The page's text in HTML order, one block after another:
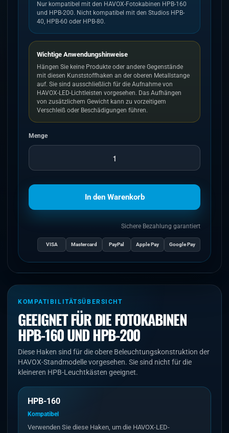
Nur kompatibel mit den HAVOX-Fotokabinen HPB-160
und HPB-200. Nicht kompatibel mit den Studios HPB-
40, HPB-60 oder HPB-80.
Wichtige Anwendungshinweise
Hängen Sie keine Produkte oder andere Gegenstände
mit diesen Kunststoffhaken an der oberen Metallstange
auf. Sie sind ausschließlich für die Aufnahme von
HAVOX-LED-Lichtleisten vorgesehen. Das Aufhängen
von zusätzlichem Gewicht kann zu vorzeitigem
Verschleiß oder Beschädigungen führen.
Menge
In den Warenkorb
Sichere Bezahlung garantiert
VISA Mastercard PayPal Apple Pay Google Pay
KOMPATIBILITÄTSÜBERSICHT
GEEIGNET FÜR DIE FOTOKABINEN
HPB-160 UND HPB-200
Diese Haken sind für die obere Beleuchtungskonstruktion der
HAVOX-Standmodelle vorgesehen. Sie sind nicht für die
kleineren HPB-Leuchtkästen geeignet.
HPB-160
Kompatibel
Verwenden Sie diese Haken, um die HAVOX-LED-